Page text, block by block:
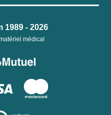
1989 - 2026
médical